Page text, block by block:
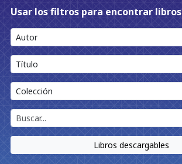
Usar los filtros para encontrar libros
Libros descargables